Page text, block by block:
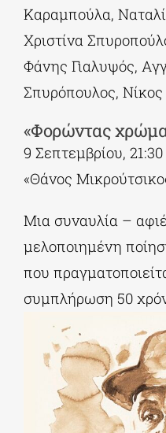
Καραμπούλα,
Χριστίνα
Φάνης Γιαλυψός,
Σπυρόπουλος, Νίκος
«Φορώντας
9 Σεπτεμβρίου,
«Θάνος
Μια συναυλία –
μελοποιημένη
που
συμπλήρωση 50